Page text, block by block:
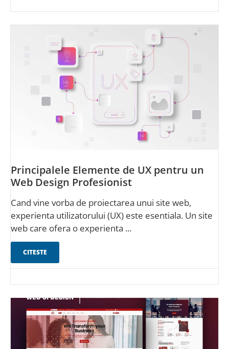
Principalele Elemente de UX pentru un
Web Design Profesionist
Cand vine vorba de proiectarea unui site web,
experienta utilizatorului (UX) este esentiala. Un site
web care ofera o experienta ...
CITESTE